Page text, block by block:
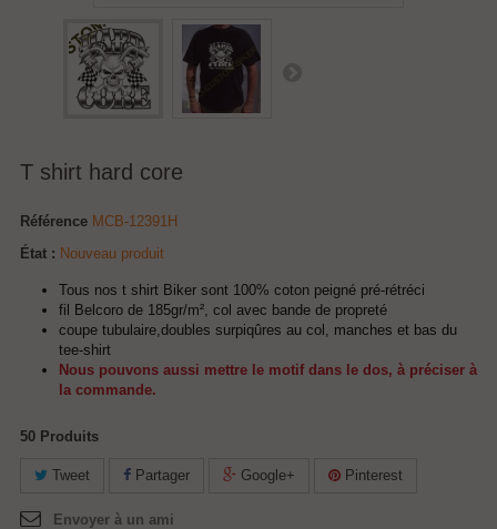
T shirt hard core
Référence MCB-12391H
État : Nouveau produit
Tous nos t shirt Biker sont 100% coton peigné pré-rétréci
fil Belcoro de 185gr/m², col avec bande de propreté
coupe tubulaire,doubles surpiqûres au col, manches et bas du
tee-shirt
Nous pouvons aussi mettre le motif dans le dos, à préciser à
la commande.
50 Produits
Tweet Partager Google+ Pinterest
Envoyer à un ami